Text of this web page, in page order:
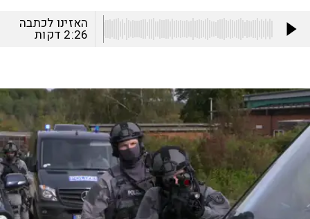
האזינו לכתבה
2:26 דקות